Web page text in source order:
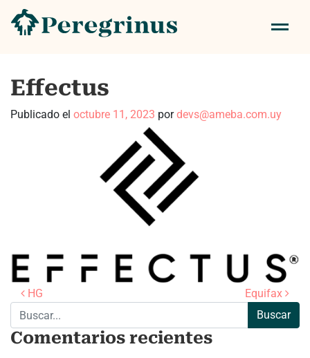
Effectus
Publicado el octubre 11, 2023 por devs@ameba.com.uy
Navegación de entradas
HG
Equifax
Buscar:
Comentarios recientes